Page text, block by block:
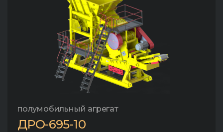
полумобильный агрегат
ДРО-695-10